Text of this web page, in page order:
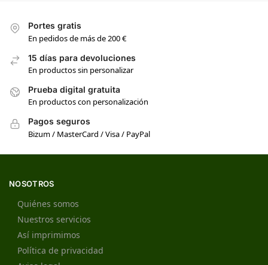
Portes gratis
En pedidos de más de 200 €
15 días para devoluciones
En productos sin personalizar
Prueba digital gratuita
En productos con personalización
Pagos seguros
Bizum / MasterCard / Visa / PayPal
NOSOTROS
Quiénes somos
Nuestros servicios
Así imprimimos
Política de privacidad